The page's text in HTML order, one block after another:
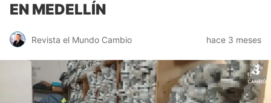
EN MEDELLÍN
Revista el Mundo Cambio hace 3 meses